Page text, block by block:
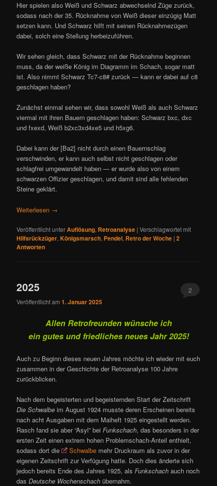
Hier spielen also Weiß und Schwarz abwechselnd Züge zurück,
sodass nach der 35. Rücknahme von Weiß dieser einzügig Matt
setzen kann. Und Schwarz hilft mit seinen Rücknahmezügen
dabei, solch eine Stellung herbeizuführen.
Wir sehen gleich, dass Schwarz mit der Rücknahme beginnen
muss, da der weiße König im Diagramm im Schach, sogar matt
ist. Also nimmt Schwarz Tc7-c8# zurück — kann er dabei auf c8
geschlagen haben?
Zunächst einmal sehen wir, dass sowohl Weiß als auch Schwarz
viermal mit ihren Bauern geschlagen haben: Schwarz bxc, dxc
und fxexd, Weiß b2xc3xd4xe5 und h5xg6.
Dabei kann der [Ba2] nicht durch einen Bauernschlag
verschwinden, er kann auch selbst nicht geschlagen oder
schlagfrei umgewandelt haben — er wurde also von einem
schwarzen Offizier geschlagen, und damit sind alle fehlenden
Steine geklärt.
Weiterlesen →
Veröffentlicht unterAuflösung, Retroanalyse |Verschlagwortet mit
Hilfsrückzüger,Königsmarsch, Pendel, Retro der Woche |2
Antworten
2025
Veröffentlicht am1. Januar 2025
2
Allen Retrofreunden wünsche ich
ein gutes und friedliches neues Jahr 2025!
Auch zu Beginn dieses neuen Jahres möchte ich wieder mit euch
zusammen in der Geschichte der Retroanalyse 100 Jahre
zurückblicken.
Nach dem begeisterten und begeisternden Start der Zeitschrift
Die Schwalbe im August 1924 musste deren Erscheinen bereits
nach acht Ausgaben mit dem Maiheft 1925 eingestellt werden.
Rasch fand sie aber “Asyl” beiFunkschach, das besonders in der
ersten Zeit einen extrem hohen Problemschach-Anteil enthielt,
sodass dort die
Schwalbe mehr Druckraum als zuvor in der
eigenen Zeitschrift zur Verfügung hatte. Doch dies änderte sich
jedoch bereits Ende des Jahres 1925, alsFunkschach auch noch
dasDeutsche Wochenschach übernahm.